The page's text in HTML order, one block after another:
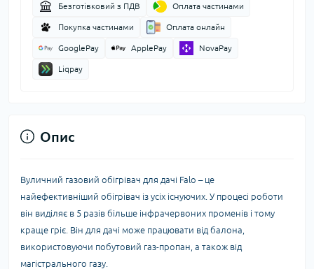
Безготівковий з ПДВ Оплата частинами
Покупка частинами Оплата онлайн
GooglePay ApplePay NovaPay
Liqpay
Опис
Вуличний газовий обігрівач для дачі Falo – це
найефективніший обігрівач із усіх існуючих. У процесі роботи
він виділяє в 5 разів більше інфрачервоних променів і тому
краще гріє. Він для дачі може працювати від балона,
використовуючи побутовий газ-пропан, а також від
магістрального газу.